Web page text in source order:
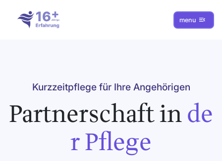
menu
Kurzzeitpflege für Ihre Angehörigen
Partnerschaft inde
r Pflege